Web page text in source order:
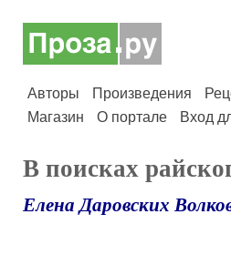
Авторы Произведения
Магазин
О портале Вход
В поисках
Елена Даровских